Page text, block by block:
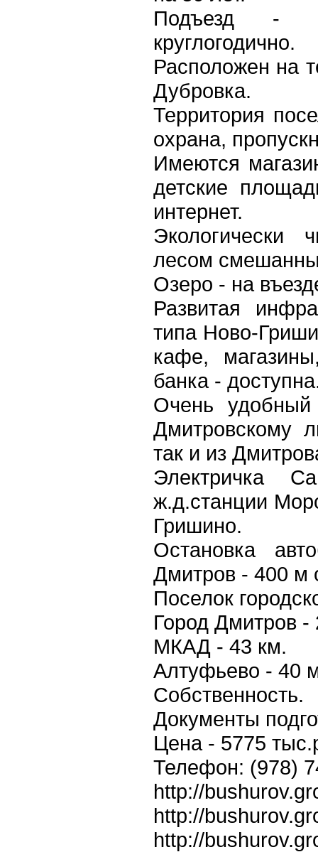
Подъезд -
круглогодично.
Расположен на
Дубровка.
Территория
охрана,
Имеются
детские
интернет.
Экологически
лесом
Озеро - на
Развитая
типа Ново-
кафе,
банка -
Очень
Дмитровскому
так и из
Электричка
ж.д.станции
Гришино.
Остановка
Дмитров - 400 м
Поселок
Город Дмитров -
МКАД - 43 км.
Алтуфьево - 40
Собственность.
Документы
Цена - 5775
Телефон: (978)
http://
http://
http://